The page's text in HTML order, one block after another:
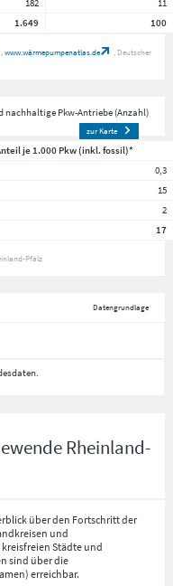
182
11
1.649 100
www.wärmepumpenatlas.de
Deutscher
nachhaltige Pkw-Antriebe (Anzahl)
zur Karte
je 1.000 Pkw (inkl. fossil)*
0,3
15
2
17
Pfalz
Datengrundlage
Rheinland-
über den Fortschritt der
und
Städte und
sind über die
erreichbar.